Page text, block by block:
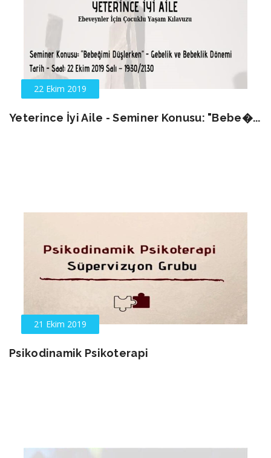
22 Ekim 2019
Yeterince İyi Aile - Seminer Konusu: "Bebe�...
21 Ekim 2019
Psikodinamik Psikoterapi